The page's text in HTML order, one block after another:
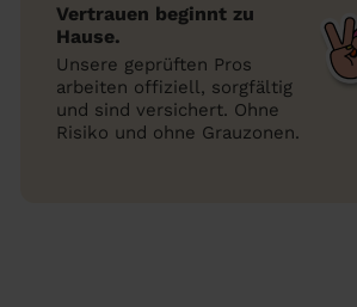
Vertrauen beginnt zu
Hause.
Unsere geprüften Pros
arbeiten offiziell, sorgfältig
und sind versichert. Ohne
Risiko und ohne Grauzonen.